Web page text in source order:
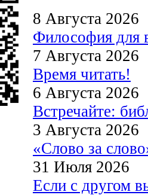
8 Августа 2026
Философия для
7 Августа 2026
Время читать!
6 Августа 2026
Встречайте:
3 Августа 2026
«Слово за
31 Июля 2026
Если с другом